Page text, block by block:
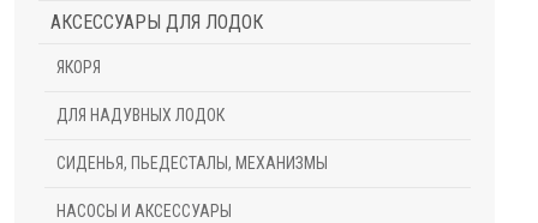
АКСЕССУАРЫ ДЛЯ ЛОДОК
ЯКОРЯ
ДЛЯ НАДУВНЫХ ЛОДОК
СИДЕНЬЯ, ПЬЕДЕСТАЛЫ, МЕХАНИЗМЫ
НАСОСЫ И АКСЕССУАРЫ